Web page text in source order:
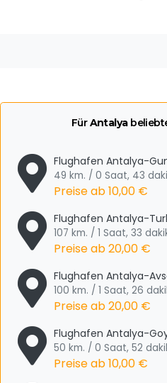
FürAntalya
Flughafen Antalya-
49 km. / 0 Saat, 43
Preise ab10,00 €
Flughafen Antalya-
107 km. / 1 Saat, 33
Preise ab20,00 €
Flughafen Antalya-
100 km. / 1 Saat, 26
Preise ab20,00 €
Flughafen Antalya-
50 km. / 0 Saat, 52
Preise ab10,00 €